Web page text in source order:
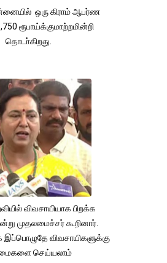
ஒரு கிராம் ஆபர்ண
ரூபாய்க்குமாற்றமின்றி
தொடா்கிறது.
விவசாயியாக பிறக்க
முதலமைச்சர் கூறினார்.
இப்பொழுதே விவசாயிகளுக்கு
செய்யலாம்